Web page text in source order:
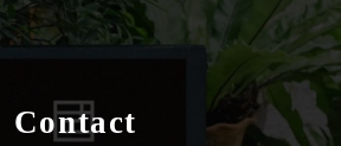
Contact